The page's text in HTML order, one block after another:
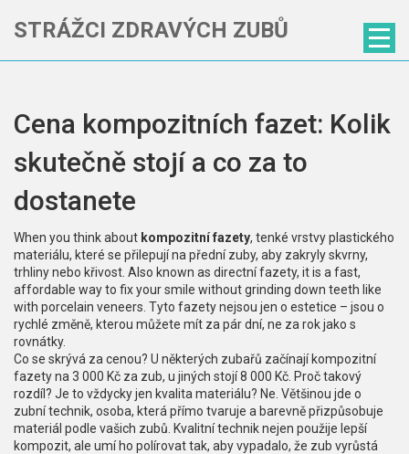
STRÁŽCI ZDRAVÝCH ZUBŮ
Cena kompozitních fazet: Kolik
skutečně stojí a co za to
dostanete
When you think about kompozitní fazety, tenké vrstvy plastického
materiálu, které se přilepují na přední zuby, aby zakryly skvrny,
trhliny nebo křivost . Also known as directní fazety, it is a fast,
affordable way to fix your smile without grinding down teeth like
with porcelain veneers. Tyto fazety nejsou jen o estetice – jsou o
rychlé změně, kterou můžete mít za pár dní, ne za rok jako s
rovnátky.
Co se skrývá za cenou? U některých zubařů začínají kompozitní
fazety na 3 000 Kč za zub, u jiných stojí 8 000 Kč. Proč takový
rozdíl? Je to vždycky jen kvalita materiálu? Ne. Většinou jde o
zubní technik, osoba, která přímo tvaruje a barevně přizpůsobuje
materiál podle vašich zubů Kvalitní technik nejen použije lepší
kompozit, ale umí ho polírovat tak, aby vypadalo, že zub vyrůstá